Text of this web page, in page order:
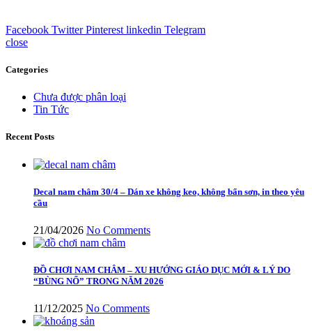
Facebook Twitter Pinterest linkedin Telegram
close
Categories
Chưa được phân loại
Tin Tức
Recent Posts
Decal nam châm 30/4 – Dán xe không keo, không bẩn sơn, in theo yêu
cầu
21/04/2026 No Comments
ĐỒ CHƠI NAM CHÂM – XU HƯỚNG GIÁO DỤC MỚI & LÝ DO
“BÙNG NỔ” TRONG NĂM 2026
11/12/2025 No Comments